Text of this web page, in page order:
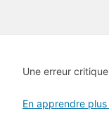
Une erreur
En apprendre